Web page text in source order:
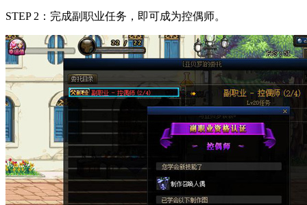
STEP 2：完成副职业任务，即可成为控偶师。